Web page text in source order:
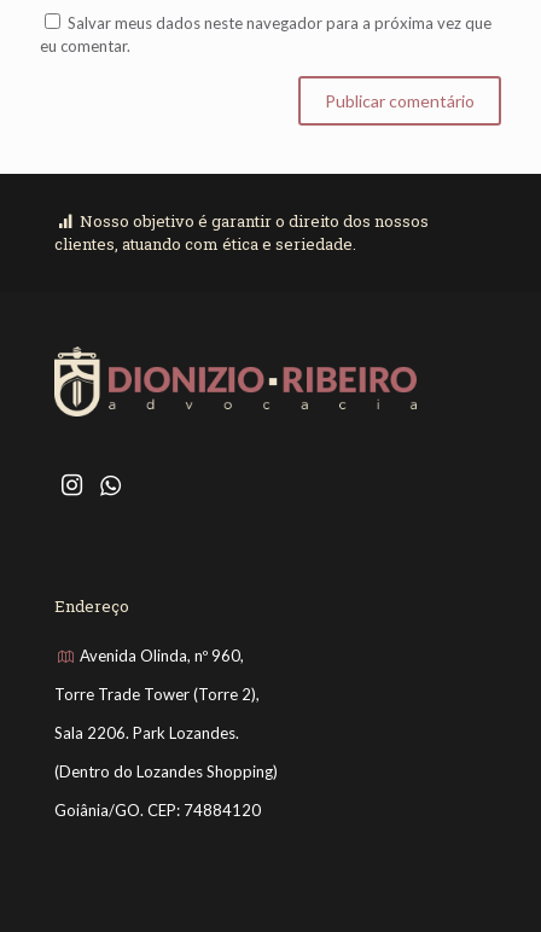
Salvar meus dados neste navegador para a próxima vez que
eu comentar.
Nosso objetivo é garantir o direito dos nossos
clientes, atuando com ética e seriedade.
Endereço
Avenida Olinda, nº 960,
Torre Trade Tower (Torre 2),
Sala 2206. Park Lozandes.
(Dentro do Lozandes Shopping)
Goiânia/GO. CEP: 74884120